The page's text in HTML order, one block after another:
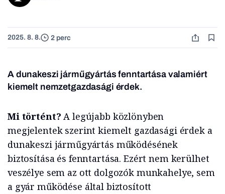
2025. 8. 8. 2 perc
A dunakeszi járműgyártás fenntartása valamiért
kiemelt nemzetgazdasági érdek.
Mi történt?A legújabb közlönyben
megjelentek szerint kiemelt gazdasági érdek a
dunakeszi járműgyártás működésének
biztosítása és fenntartása. Ezért nem kerülhet
veszélye sem az ott dolgozók munkahelye, sem
a gyár működése által biztosított